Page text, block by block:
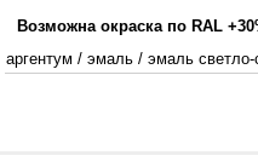
Возможна окраска по RAL
аргентум / эмаль / эмаль светло-